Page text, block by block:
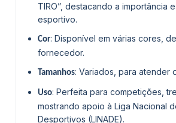
TIRO”, destacando a importância
esportivo.
Cor: Disponível em várias cores,
fornecedor.
Tamanhos: Variados, para atender
Uso: Perfeita para competições,
mostrando apoio à Liga Nacional
Desportivos (LINADE).